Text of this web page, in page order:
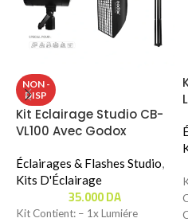
NON -
DISP
Kit Eclairage Studio CB-
VL100 Avec Godox
Color )
Éclairages & Flashes Studio,
Kits D'Éclairage
35.000DA
Kit Contient: – 1x Lumiére